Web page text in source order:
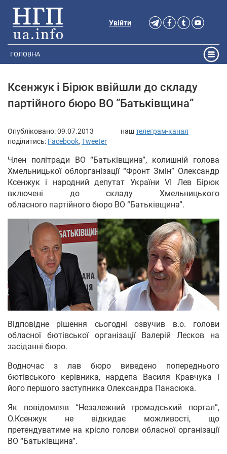
Увійти
ГОЛОВНА
Ксенжук і Бірюк ввійшли до складу
партійного бюро ВО “Батьківщина”
Опубліковано:09.07.2013 наштелеграм-канал
поділитись: Facebook, Tweeter
Член політради ВО “Батьківщина”, колишній голова
Хмельницької облорганізації “Фронт Змін” Олександр
Ксенжук і народний депутат України VI Лев Бірюк
включені до складу Хмельницького
обласного партійного бюро ВО “Батьківщина”.
Відповідне рішення сьогодні озвучив в.о. голови
обласної бютівської організації Валерій Лесков на
засіданні бюро.
Водночас з лав бюро виведено попереднього
бютівського керівника, нардепа Василя Кравчука і
його першого заступника Олександра Панасюка.
Як повідомляв “Незалежний громадський портал”,
О.Ксенжук не відкидає можливості, що
претендуватиме на крісло голови обласної організації
ВО “Батьківщина”.